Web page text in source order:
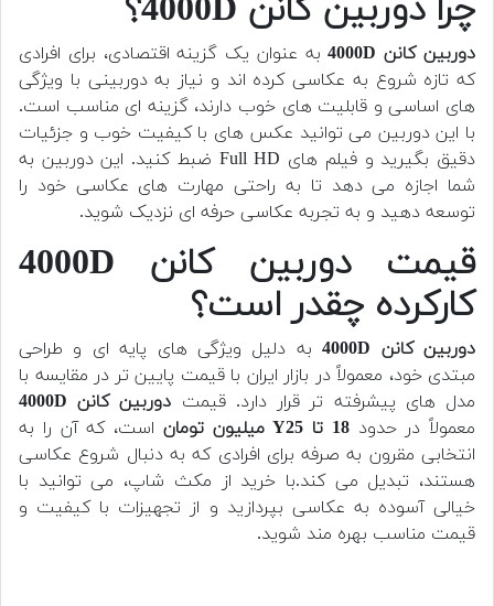
چرا دوربین کانن 4000D؟
دوربین کانن 4000D
به عنوان یک گزینه اقتصادی، برای افرادی
که تازه شروع به عکاسی کرده اند و نیاز به دوربینی با ویژگی
های اساسی و قابلیت های خوب دارند، گزینه ای مناسب است.
با این دوربین می توانید عکس های با کیفیت خوب و جزئیات
دقیق بگیرید و فیلم های Full HD ضبط کنید. این دوربین به
شما اجازه می دهد تا به راحتی مهارت های عکاسی خود را
توسعه دهید و به تجربه عکاسی حرفه ای نزدیک شوید.
قیمت دوربین کانن 4000D
کارکرده چقدر است؟
دوربین کانن 4000D
به دلیل ویژگی های پایه ای و طراحی
مبتدی خود، معمولاً در بازار ایران با قیمت پایین تر در مقایسه با
مدل های پیشرفته تر قرار دارد. قیمت دوربین کانن 4000D
معمولاً در حدود18 تا Y25 میلیون تومان
است، که آن را به
انتخابی مقرون به صرفه برای افرادی که به دنبال شروع عکاسی
هستند، تبدیل می کند.با خرید از مکث شاپ، می توانید با
خیالی آسوده به عکاسی بپردازید و از تجهیزات با کیفیت و
قیمت مناسب بهره مند شوید.